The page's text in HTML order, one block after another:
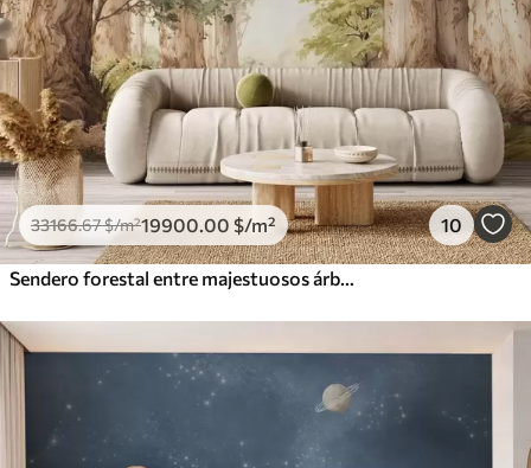
33166.67$/m²19900 .00 $/m² 10